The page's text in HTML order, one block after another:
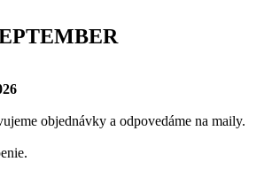
objednávky a odpovedáme na maily.